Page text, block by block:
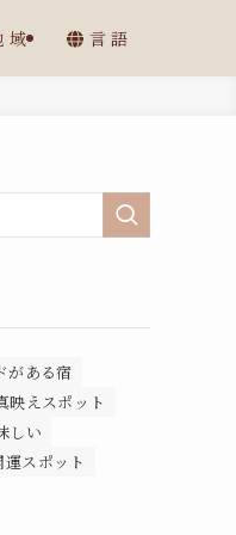
域 言語
がある宿
映えスポット
しい
運スポット